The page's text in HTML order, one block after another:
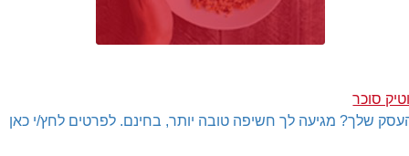
סוכר
שלך? מגיעה לך חשיפה טובה יותר, בחינם. לפרטים לחץ/י כאן